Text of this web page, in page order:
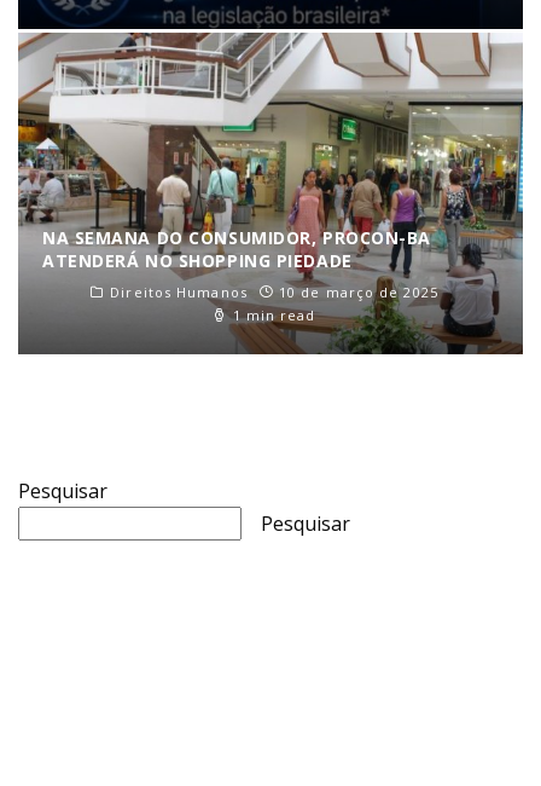
NA SEMANA DO CONSUMIDOR, PROCON-BA
ATENDERÁ NO SHOPPING PIEDADE
Direitos Humanos
10 de março de 2025
1 min read
Pesquisar
Pesquisar